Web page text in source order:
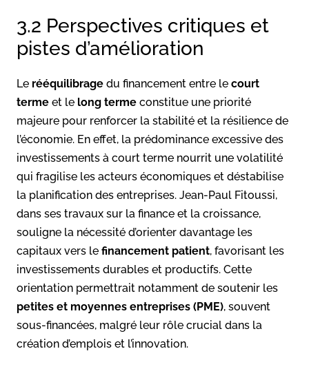
3.2 Perspectives critiques et
pistes d’amélioration
Le rééquilibrage du financement entre le court
terme et le long terme constitue une priorité
majeure pour renforcer la stabilité et la résilience de
l’économie. En effet, la prédominance excessive des
investissements à court terme nourrit une volatilité
qui fragilise les acteurs économiques et déstabilise
la planification des entreprises. Jean-Paul Fitoussi,
dans ses travaux sur la finance et la croissance,
souligne la nécessité d’orienter davantage les
capitaux vers le financement patient, favorisant les
investissements durables et productifs. Cette
orientation permettrait notamment de soutenir les
petites et moyennes entreprises (PME), souvent
sous-financées, malgré leur rôle crucial dans la
création d’emplois et l’innovation.